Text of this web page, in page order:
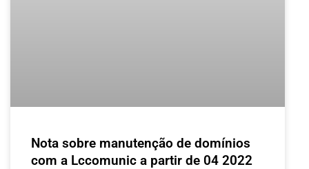
Nota sobre manutenção de domínios
com a Lccomunic a partir de 04 2022